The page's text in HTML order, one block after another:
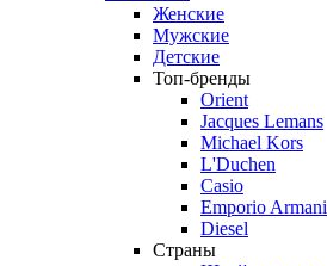
Женские
Мужские
Детские
Топ-бренды
Orient
Jacques Lemans
Michael Kors
L'Duchen
Casio
Emporio Armani
Diesel
Страны